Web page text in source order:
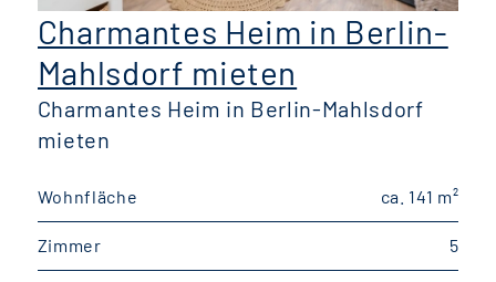
Charmantes Heim in Berlin-
Mahlsdorf mieten
Charmantes Heim in Berlin-Mahlsdorf
mieten
Wohnfläche ca. 141 m²
Zimmer 5